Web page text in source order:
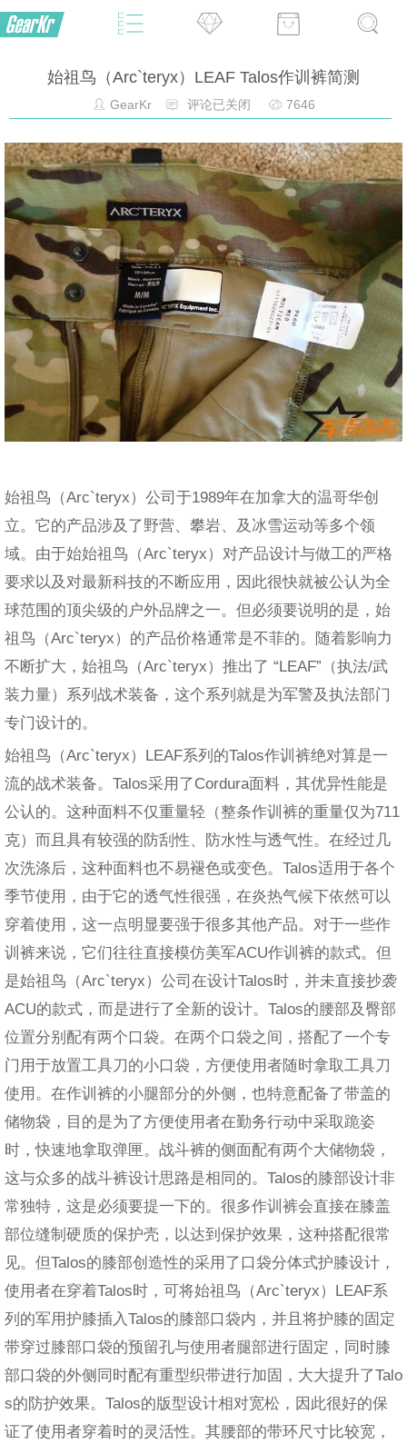
始祖鸟（Arc`teryx）LEAF Talos作训裤简测
GearKr 评论已关闭 7646
始祖鸟（Arc`teryx）公司于1989年在加拿大的温哥华创
立。它的产品涉及了野营、攀岩、及冰雪运动等多个领
域。由于始始祖鸟（Arc`teryx）对产品设计与做工的严格
要求以及对最新科技的不断应用，因此很快就被公认为全
球范围的顶尖级的户外品牌之一。但必须要说明的是，始
祖鸟（Arc`teryx）的产品价格通常是不菲的。随着影响力
不断扩大，始祖鸟（Arc`teryx）推出了 “LEAF”（执法/武
装力量）系列战术装备，这个系列就是为军警及执法部门
专门设计的。
始祖鸟（Arc`teryx）LEAF系列的Talos作训裤绝对算是一
流的战术装备。Talos采用了Cordura面料，其优异性能是
公认的。这种面料不仅重量轻（整条作训裤的重量仅为711
克）而且具有较强的防刮性、防水性与透气性。在经过几
次洗涤后，这种面料也不易褪色或变色。Talos适用于各个
季节使用，由于它的透气性很强，在炎热气候下依然可以
穿着使用，这一点明显要强于很多其他产品。对于一些作
训裤来说，它们往往直接模仿美军ACU作训裤的款式。但
是始祖鸟（Arc`teryx）公司在设计Talos时，并未直接抄袭
ACU的款式，而是进行了全新的设计。Talos的腰部及臀部
位置分别配有两个口袋。在两个口袋之间，搭配了一个专
门用于放置工具刀的小口袋，方便使用者随时拿取工具刀
使用。在作训裤的小腿部分的外侧，也特意配备了带盖的
储物袋，目的是为了方便使用者在勤务行动中采取跪姿
时，快速地拿取弹匣。战斗裤的侧面配有两个大储物袋，
这与众多的战斗裤设计思路是相同的。Talos的膝部设计非
常独特，这是必须要提一下的。很多作训裤会直接在膝盖
部位缝制硬质的保护壳，以达到保护效果，这种搭配很常
见。但Talos的膝部创造性的采用了口袋分体式护膝设计，
使用者在穿着Talos时，可将始祖鸟（Arc`teryx）LEAF系
列的军用护膝插入Talos的膝部口袋内，并且将护膝的固定
带穿过膝部口袋的预留孔与使用者腿部进行固定，同时膝
部口袋的外侧同时配有重型织带进行加固，大大提升了Talo
s的防护效果。Talos的版型设计相对宽松，因此很好的保
证了使用者穿着时的灵活性。其腰部的带环尺寸比较宽，